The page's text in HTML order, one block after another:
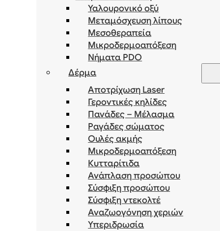
Υαλουρονικό οξύ
Μεταμόσχευση λίπους
Μεσοθεραπεία
Μικροδερμοαπόξεση
Νήματα PDO
Δέρμα
Αποτρίχωση Laser
Γεροντικές κηλίδες
Πανάδες – Μέλασμα
Ραγάδες σώματος
Ουλές ακμής
Μικροδερμοαπόξεση
Κυτταρίτιδα
Ανάπλαση προσώπου
Σύσφιξη προσώπου
Σύσφιξη ντεκολτέ
Αναζωογόνηση χεριών
Υπεριδρωσία